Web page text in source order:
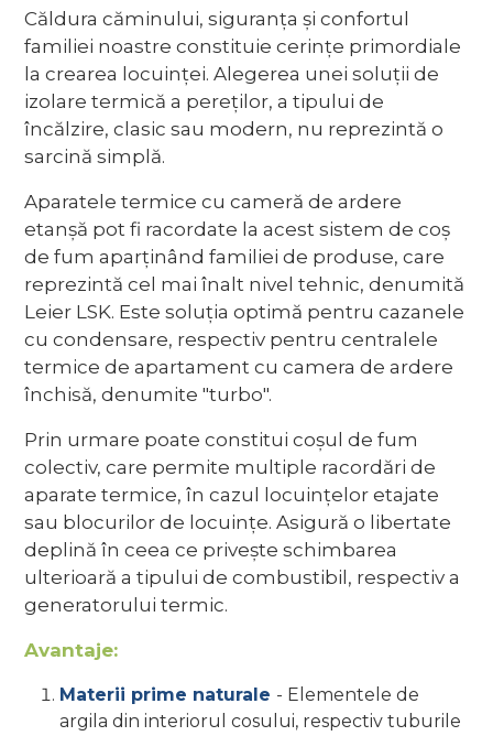
Căldura căminului, siguranța și confortul
familiei noastre constituie cerințe primordiale
la crearea locuinței. Alegerea unei soluții de
izolare termică a pereților, a tipului de
încălzire, clasic sau modern, nu reprezintă o
sarcină simplă.
Aparatele termice cu cameră de ardere
etanșă pot fi racordate la acest sistem de coș
de fum aparținând familiei de produse, care
reprezintă cel mai înalt nivel tehnic, denumită
Leier LSK. Este soluția optimă pentru cazanele
cu condensare, respectiv pentru centralele
termice de apartament cu camera de ardere
închisă, denumite "turbo".
Prin urmare poate constitui coșul de fum
colectiv, care permite multiple racordări de
aparate termice, în cazul locuințelor etajate
sau blocurilor de locuințe. Asigură o libertate
deplină în ceea ce privește schimbarea
ulterioară a tipului de combustibil, respectiv a
generatorului termic.
Avantaje:
Materii prime naturale - Elementele de
argila din interiorul cosului, respectiv tuburile